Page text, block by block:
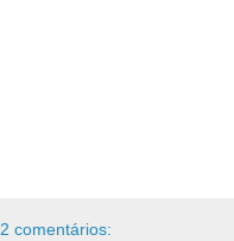
2 comentários: